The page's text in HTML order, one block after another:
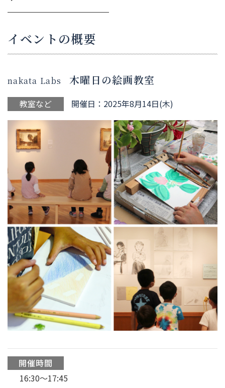
イベントの概要
nakata Labs 木曜日の絵画教室
教室など 開催日：2025年8月14日(木)
開催時間
16:30～17:45